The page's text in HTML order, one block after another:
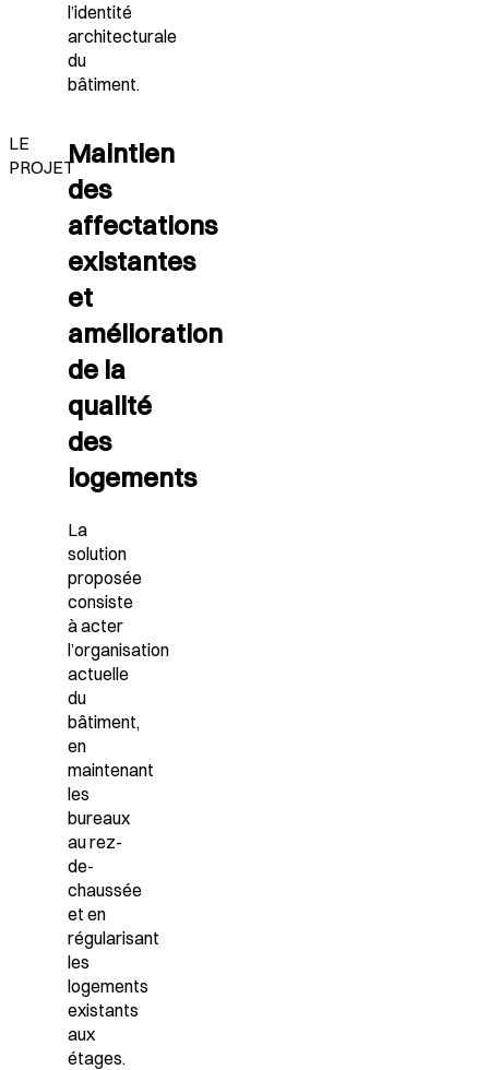
l’identité
architecturale
du
bâtiment.
LE
PROJETMaintien
des
affectations
existantes
et
amélioration
de la
qualité
des
logements
La
solution
proposée
consiste
à acter
l’organisation
actuelle
du
bâtiment,
en
maintenant
les
bureaux
au rez-
de-
chaussée
et en
régularisant
les
logements
existants
aux
étages.